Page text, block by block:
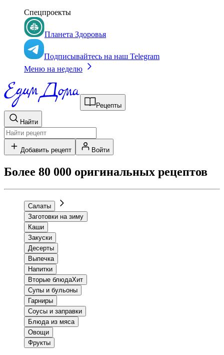
Спецпроекты
Планета Здоровья
Подписывайтесь на наш Telegram
Меню на неделю
Рецепты
Найти
Добавить рецепт Войти
Более 80 000 оригинальных рецептов
Салаты
Заготовки на зиму
Каши
Закуски
Десерты
Выпечка
Напитки
Вторые блюдаХит
Супы и бульоны
Гарниры
Соусы и заправки
Блюда из мяса
Овощи
Фрукты